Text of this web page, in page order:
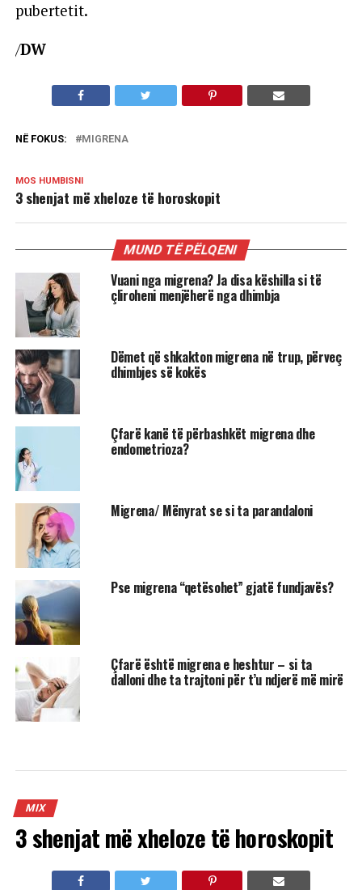
pubertetit.
/DW
NË FOKUS: MIGRENA
MOS HUMBISNI
3 shenjat më xheloze të horoskopit
MUND TË PËLQENI
Vuani nga migrena? Ja disa këshilla si të
çliroheni menjëherë nga dhimbja
Dëmet që shkakton migrena në trup, përveç
dhimbjes së kokës
Çfarë kanë të përbashkët migrena dhe
endometrioza?
Migrena/ Mënyrat se si ta parandaloni
Pse migrena “qetësohet” gjatë fundjavës?
Çfarë është migrena e heshtur – si ta
dalloni dhe ta trajtoni për t’u ndjerë më mirë
MIX
3 shenjat më xheloze të horoskopit